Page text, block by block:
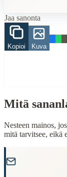
Suomalaiset
Auto
When to Use
Language:Finnish
Origin:
Period:
Jaa sanonta
Kopioi Kuva
Mitä
Nesteen mainos,
mitä tarvitsee, eikä